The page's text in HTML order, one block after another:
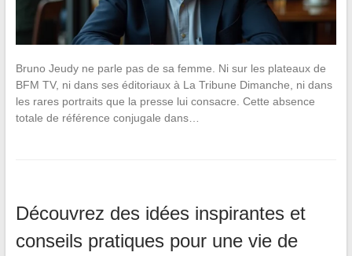
Bruno Jeudy ne parle pas de sa femme. Ni sur les plateaux de
BFM TV, ni dans ses éditoriaux à La Tribune Dimanche, ni dans
les rares portraits que la presse lui consacre. Cette absence
totale de référence conjugale dans…
Découvrez des idées inspirantes et
conseils pratiques pour une vie de